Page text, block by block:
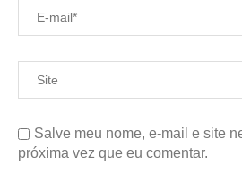
Salve meu nome, e-mail e site
próxima vez que eu comentar.